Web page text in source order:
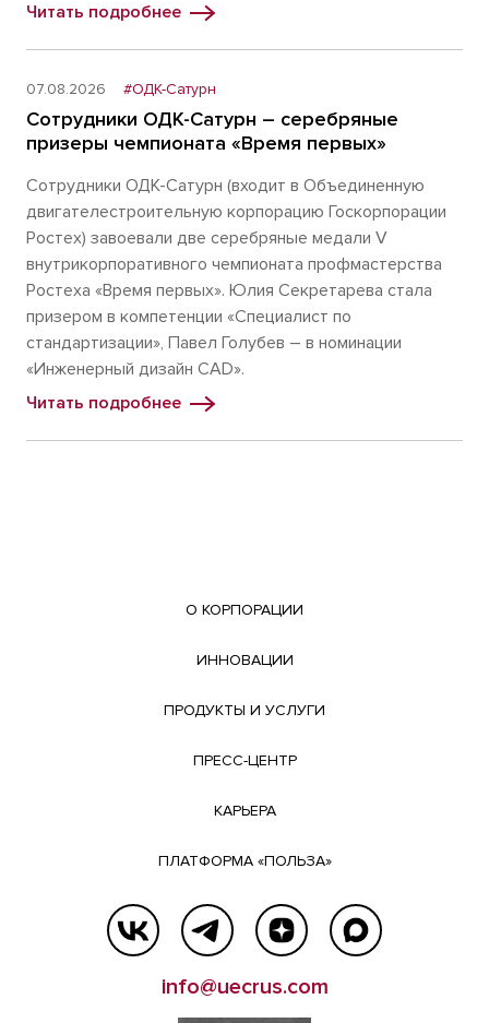
Читать подробнее
07.08.2026 #ОДК-Сатурн
Сотрудники ОДК-Сатурн – серебряные
призеры чемпионата «Время первых»
Сотрудники ОДК-Сатурн (входит в Объединенную
двигателестроительную корпорацию Госкорпорации
Ростех) завоевали две серебряные медали V
внутрикорпоративного чемпионата профмастерства
Ростеха «Время первых». Юлия Секретарева стала
призером в компетенции «Специалист по
стандартизации», Павел Голубев – в номинации
«Инженерный дизайн CAD».
Читать подробнее
О КОРПОРАЦИИ
ИННОВАЦИИ
ПРОДУКТЫ И УСЛУГИ
ПРЕСС-ЦЕНТР
КАРЬЕРА
ПЛАТФОРМА «ПОЛЬЗА»
info@uecrus.com